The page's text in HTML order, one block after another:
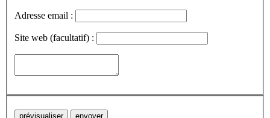
Adresse email :
Site web (facultatif) :